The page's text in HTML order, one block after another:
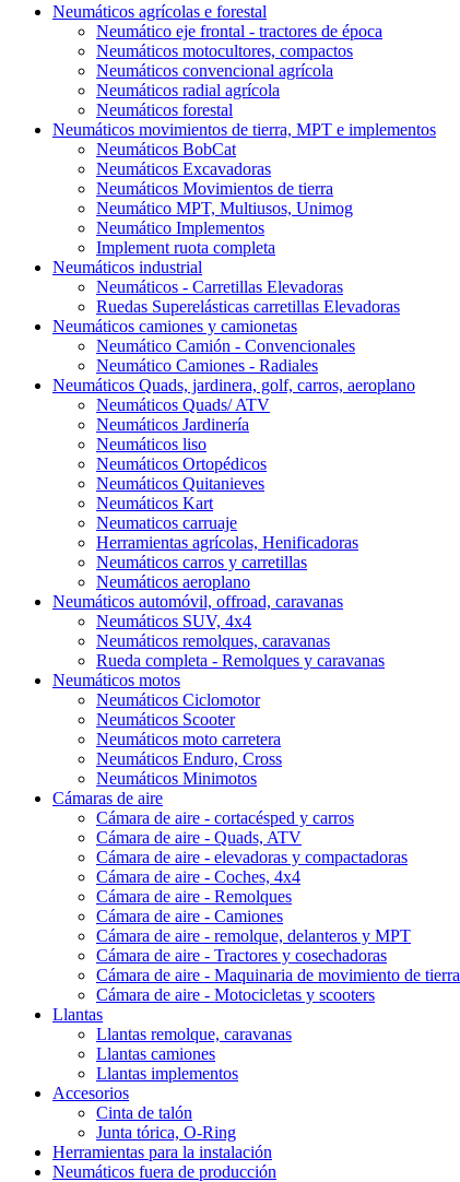
Neumáticos agrícolas e forestal
Neumático eje frontal - tractores de época
Neumáticos motocultores, compactos
Neumáticos convencional agrícola
Neumáticos radial agrícola
Neumáticos forestal
Neumáticos movimientos de tierra, MPT e implementos
Neumáticos BobCat
Neumáticos Excavadoras
Neumáticos Movimientos de tierra
Neumático MPT, Multiusos, Unimog
Neumático Implementos
Implement ruota completa
Neumáticos industrial
Neumáticos - Carretillas Elevadoras
Ruedas Superelásticas carretillas Elevadoras
Neumáticos camiones y camionetas
Neumático Camión - Convencionales
Neumático Camiones - Radiales
Neumáticos Quads, jardinera, golf, carros, aeroplano
Neumáticos Quads/ ATV
Neumáticos Jardinería
Neumáticos liso
Neumáticos Ortopédicos
Neumáticos Quitanieves
Neumáticos Kart
Neumaticos carruaje
Herramientas agrícolas, Henificadoras
Neumáticos carros y carretillas
Neumáticos aeroplano
Neumáticos automóvil, offroad, caravanas
Neumáticos SUV, 4x4
Neumáticos remolques, caravanas
Rueda completa - Remolques y caravanas
Neumáticos motos
Neumáticos Ciclomotor
Neumáticos Scooter
Neumáticos moto carretera
Neumáticos Enduro, Cross
Neumáticos Minimotos
Cámaras de aire
Cámara de aire - cortacésped y carros
Cámara de aire - Quads, ATV
Cámara de aire - elevadoras y compactadoras
Cámara de aire - Coches, 4x4
Cámara de aire - Remolques
Cámara de aire - Camiones
Cámara de aire - remolque, delanteros y MPT
Cámara de aire - Tractores y cosechadoras
Cámara de aire - Maquinaria de movimiento de tierra
Cámara de aire - Motocicletas y scooters
Llantas
Llantas remolque, caravanas
Llantas camiones
Llantas implementos
Accesorios
Cinta de talón
Junta tórica, O-Ring
Herramientas para la instalación
Neumáticos fuera de producción